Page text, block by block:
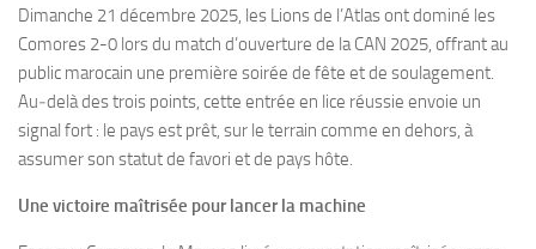
Dimanche 21 décembre 2025, les Lions de l’Atlas ont dominé les
Comores 2-0 lors du match d’ouverture de la CAN 2025, offrant au
public marocain une première soirée de fête et de soulagement.
Au‑delà des trois points, cette entrée en lice réussie envoie un
signal fort : le pays est prêt, sur le terrain comme en dehors, à
assumer son statut de favori et de pays hôte.
Une victoire maîtrisée pour lancer la machine